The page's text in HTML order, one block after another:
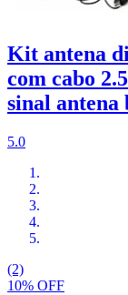
Kit antena
com cabo
sinal antena
5.0
(2)
10% OFF